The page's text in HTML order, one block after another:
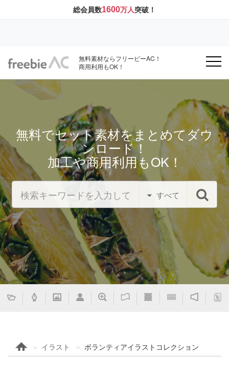
総会員数1600万人突破！
無料素材ならフリービーAC！
商用利用もOK！
無料でセット素材をまとめてダウ
ンロード！
加工や商用利用もOK！
すべて
イラスト ボランティアイラストコレクション